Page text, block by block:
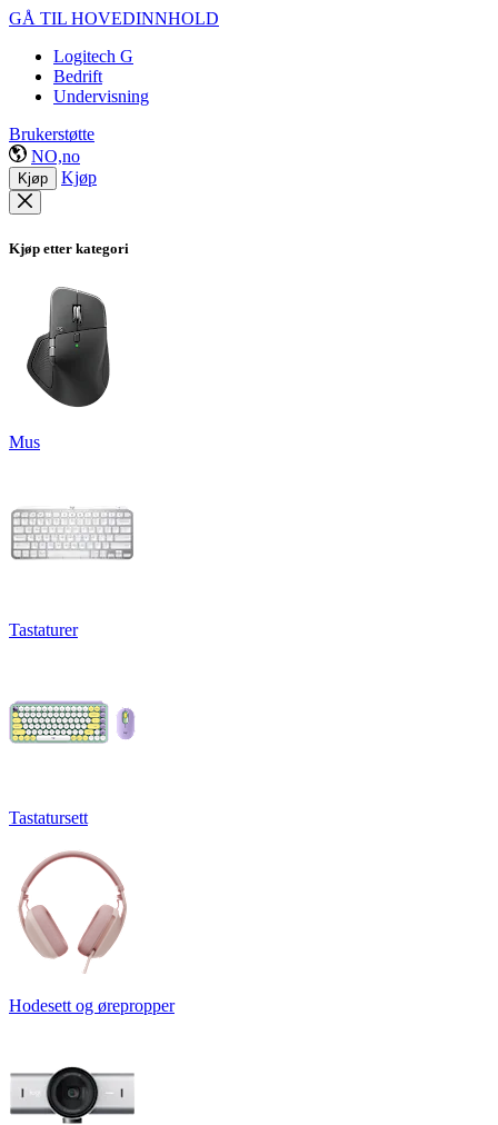
GÅ TIL HOVEDINNHOLD
Logitech G
Bedrift
Undervisning
Brukerstøtte
NO,no
Kjøp Kjøp
Kjøp etter kategori
Mus
Tastaturer
Tastatursett
Hodesett og ørepropper